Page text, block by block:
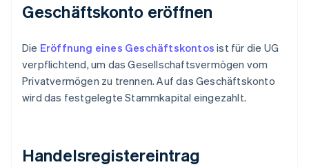
Geschäftskonto eröffnen
Die Eröffnung eines Geschäftskontos ist für die UG
verpflichtend, um das Gesellschaftsvermögen vom
Privatvermögen zu trennen. Auf das Geschäftskonto
wird das festgelegte Stammkapital eingezahlt.
Handelsregistereintrag